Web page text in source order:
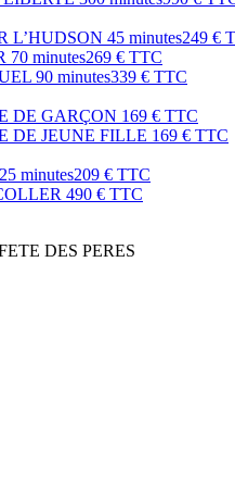
L’HUDSON 45 minutes249 €
70 minutes269 € TTC
90 minutes339 € TTC
DE GARÇON 169 € TTC
DE JEUNE FILLE 169 € TTC
25 minutes209 € TTC
490 € TTC
DES PERES